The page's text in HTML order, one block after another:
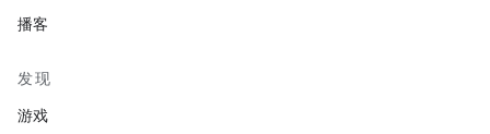
播客
发现
游戏